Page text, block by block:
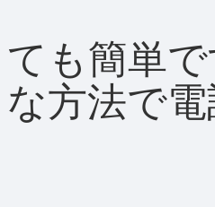
も簡単で
方法で